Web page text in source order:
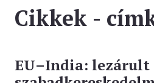
CIKKEK
TUDÁSTÁR
Cikkek -
EU–India: lezárult